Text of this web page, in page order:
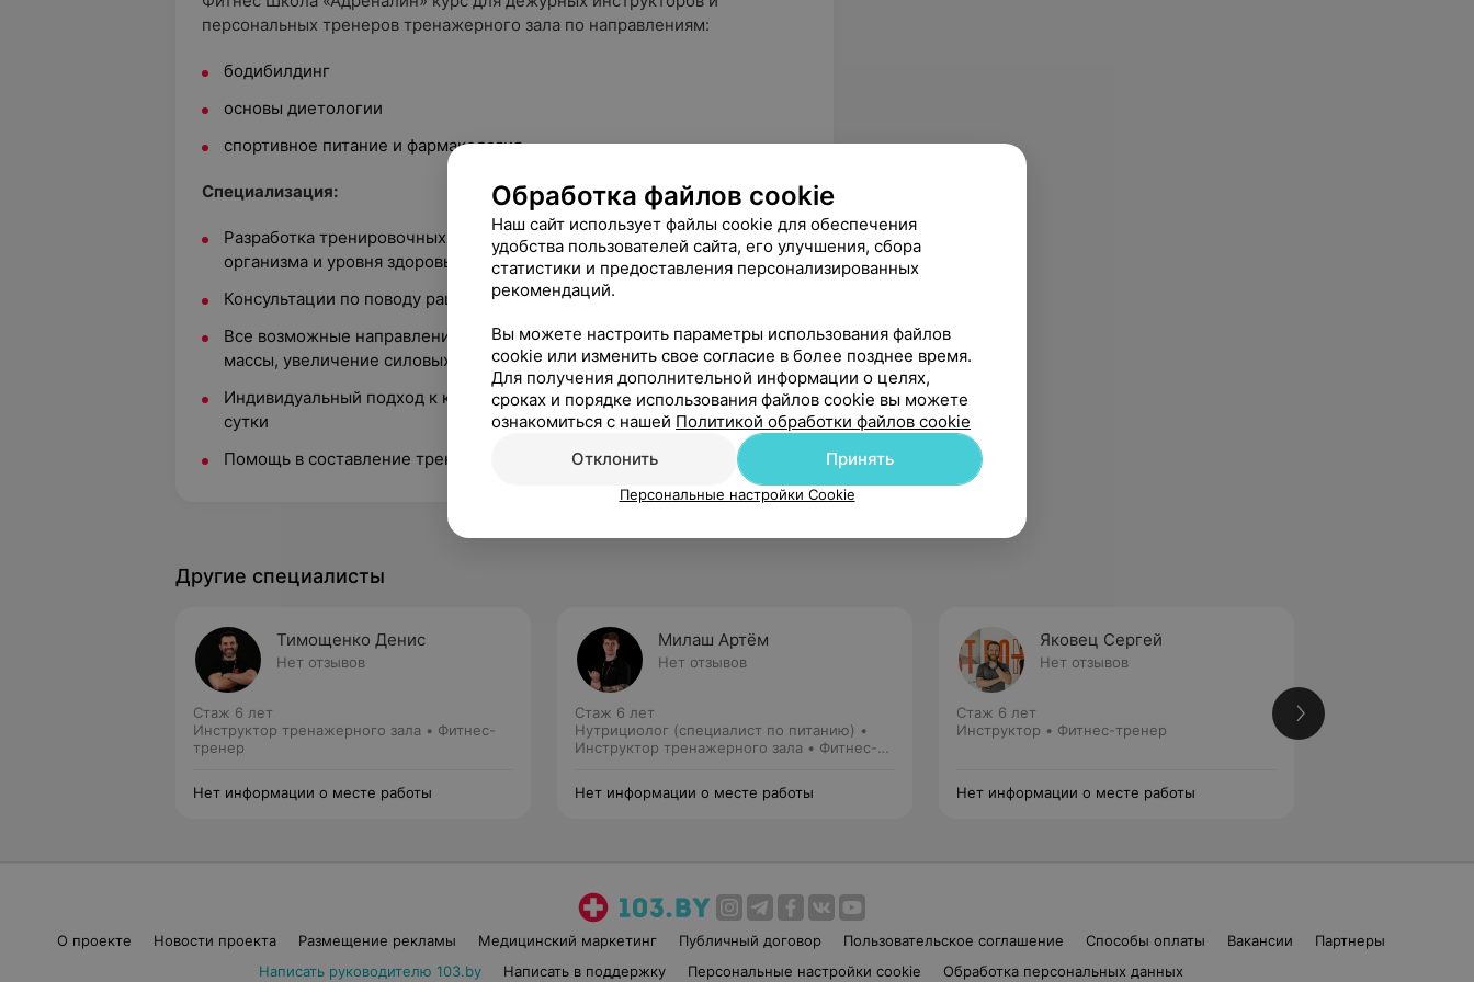
персональных тренеров тренажерного зала по направлениям:
бодибилдинг
основы диетологии
спортивное питание и фармакология
Специализация:
Разработка тренировочных программ, учитывая особенности
организма и уровня здоровья
Консультации по поводу рациона питания и спортивных добавок
Все возможные направления тренировок (похудение, набор мышечной
массы, увеличение силовых показателей, оздоровление)
Индивидуальный подход к каждому клиенту, поддержка 24 часа в
сутки
Помощь в составление тренировочных программ
Другие специалисты
Тимощенко Денис
Нет отзывов
Стаж 6 лет
Инструктор тренажерного зала • Фитнес-
тренер
Нет информации о месте работы
Милаш Артём
Нет отзывов
Стаж 6 лет
Нутрициолог (специалист по питанию) •
Инструктор тренажерного зала • Фитнес-
Нет информации о месте работы
Яковец Сергей
Нет отзывов
Стаж 6 лет
Инструктор • Фитнес-тренер
Нет информации о месте работы
О проекте Новости проекта Размещение рекламы Медицинский маркетинг Публичный договор Пользовательское соглашение Способы оплаты Вакансии
Партнеры
Написать руководителю 103.by
Написать в поддержку Персональные настройки cookie Обработка персональных данных
Обработка файлов cookie
Наш сайт использует файлы cookie для обеспечения
удобства пользователей сайта, его улучшения, сбора
статистики и предоставления персонализированных
рекомендаций.
Вы можете настроить параметры использования файлов
cookie или изменить свое согласие в более позднее время.
Для получения дополнительной информации о целях,
сроках и порядке использования файлов cookie вы можете
ознакомиться с нашей Политикой обработки файлов cookie
Отклонить
Принять
Персональные настройки Cookie